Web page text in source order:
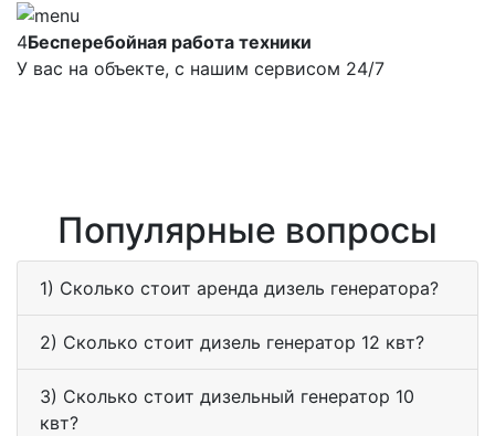
4Бесперебойная работа техники
У вас на объекте, с нашим сервисом 24/7
Популярные вопросы
1) Сколько стоит аренда дизель генератора?
2) Сколько стоит дизель генератор 12 квт?
3) Сколько стоит дизельный генератор 10
квт?